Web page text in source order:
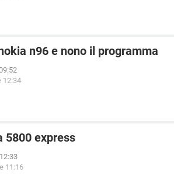
n96 e nono il programma
12:34
5800 express
11:16